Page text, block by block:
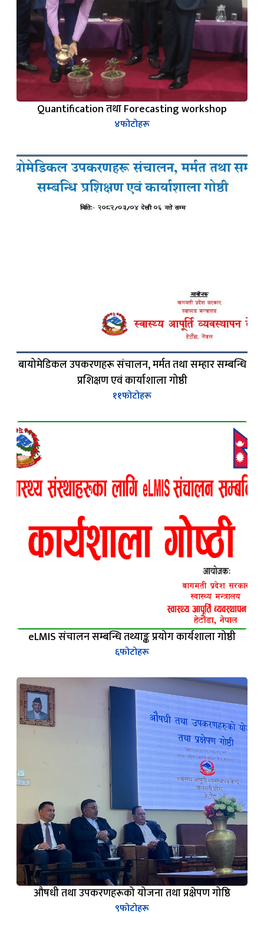
Quantification तथा Forecasting workshop
४फोटोहरू
बायोमेडिकल उपकरणहरू संचालन, मर्मत तथा सम्हार सम्बन्धि
प्रशिक्षण एवं कार्याशाला गोष्ठी
११फोटोहरू
eLMIS संचालन सम्बन्धि तथ्याङ्क प्रयोग कार्यशाला गोष्ठी
६फोटोहरू
औषधी तथा उपकरणहरूको योजना तथा प्रक्षेपण गोष्ठि
९फोटोहरू